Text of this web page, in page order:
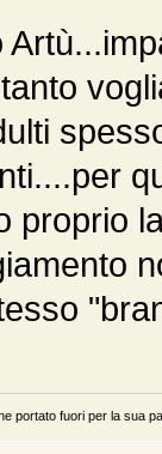
proprio
portato fuori per la sua